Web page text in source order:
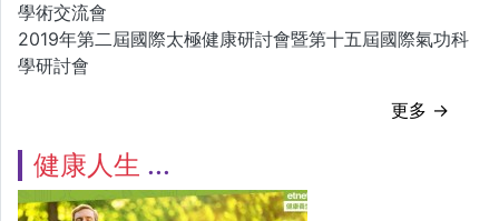
學術交流會
2019年第二屆國際太極健康研討會暨第十五屆國際氣功科
學研討會
更多 →
健康人生